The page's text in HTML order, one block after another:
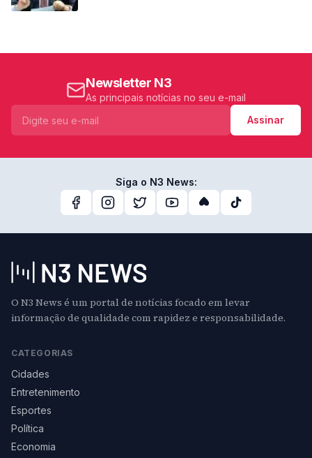
Newsletter N3
As principais notícias no seu e-mail
Assinar
Siga o N3 News:
O N3 News é um portal de notícias focado em levar
informação de qualidade com rapidez e responsabilidade.
CATEGORIAS
Cidades
Entretenimento
Esportes
Política
Economia